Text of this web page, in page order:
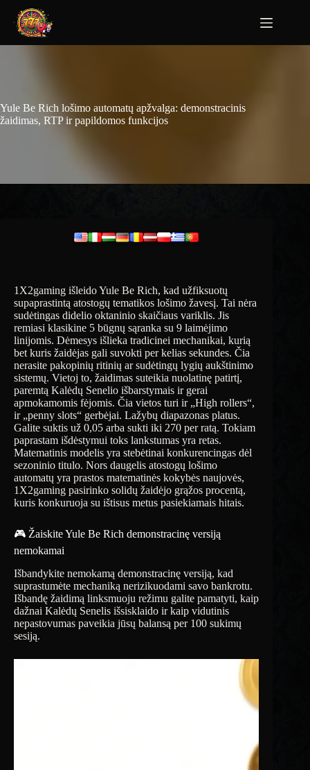
Yule Be Rich lošimo automatų apžvalga: demonstracinis
žaidimas, RTP ir papildomos funkcijos
1X2gaming išleido Yule Be Rich, kad užfiksuotų
supaprastintą atostogų tematikos lošimo žavesį. Tai nėra
sudėtingas didelio oktaninio skaičiaus variklis. Jis
remiasi klasikine 5 būgnų sąranka su 9 laimėjimo
linijomis. Dėmesys išlieka tradicinei mechanikai, kurią
bet kuris žaidėjas gali suvokti per kelias sekundes. Čia
nerasite pakopinių ritinių ar sudėtingų lygių aukštinimo
sistemų. Vietoj to, žaidimas suteikia nuolatinę patirtį,
paremtą Kalėdų Senelio išbarstymais ir gerai
apmokamomis fėjomis. Čia vietos turi ir „High rollers“,
ir „penny slots“ gerbėjai. Lažybų diapazonas platus.
Galite suktis už 0,05 arba sukti iki 270 per ratą. Tokiam
paprastam išdėstymui toks lankstumas yra retas.
Matematinis modelis yra stebėtinai konkurencingas dėl
sezoninio titulo. Nors daugelis atostogų lošimo
automatų yra prastos matematinės kokybės naujovės,
1X2gaming pasirinko solidų žaidėjo grąžos procentą,
kuris konkuruoja su ištisus metus pasiekiamais hitais.
🎮 Žaiskite Yule Be Rich demonstracinę versiją
nemokamai
Išbandykite nemokamą demonstracinę versiją, kad
suprastumėte mechaniką nerizikuodami savo bankrotu.
Išbandę žaidimą linksmuoju režimu galite pamatyti, kaip
dažnai Kalėdų Senelis išsisklaido ir kaip vidutinis
nepastovumas paveikia jūsų balansą per 100 sukimų
sesiją.